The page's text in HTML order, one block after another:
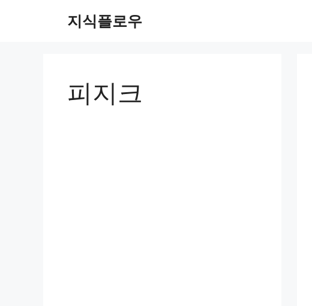
지식플로우
피지크